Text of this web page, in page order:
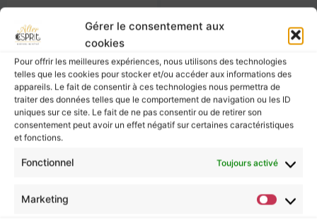
Gérer le consentement aux
cookies
Pour offrir les meilleures expériences, nous utilisons des technologies
telles que les cookies pour stocker et/ou accéder aux informations des
appareils. Le fait de consentir à ces technologies nous permettra de
traiter des données telles que le comportement de navigation ou les ID
uniques sur ce site. Le fait de ne pas consentir ou de retirer son
consentement peut avoir un effet négatif sur certaines caractéristiques
et fonctions.
Fonctionnel Toujours activé
MarketingMini Sphère En
Mini Sphère En